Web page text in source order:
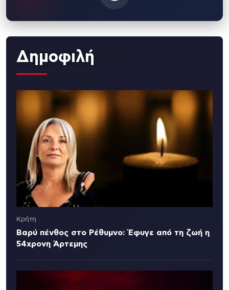
Δημοφιλή
Κρήτη
Βαρύ πένθος στο Ρέθυμνο: Έφυγε από τη ζωή η
54χρονη Άρτεμης